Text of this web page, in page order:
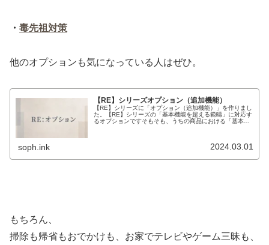
・ 毒先祖対策
他のオプションも気になっている人はぜひ。
【RE】シリーズオプション（追加機能）
【RE】シリーズに「オプション（追加機能）」を作りまし
た。【RE】シリーズの「基本機能を超える範疇」に対応す
るオプションですそもそも、うちの商品における「基本」
soph.ink 2024.03.01
もちろん、
掃除も帰省もおでかけも、お家でテレビやゲーム三昧も、